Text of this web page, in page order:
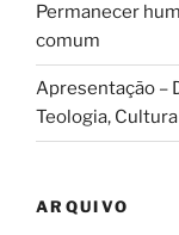
Permanecer
comum
Apresentação –
Teologia,
ARQUIVO